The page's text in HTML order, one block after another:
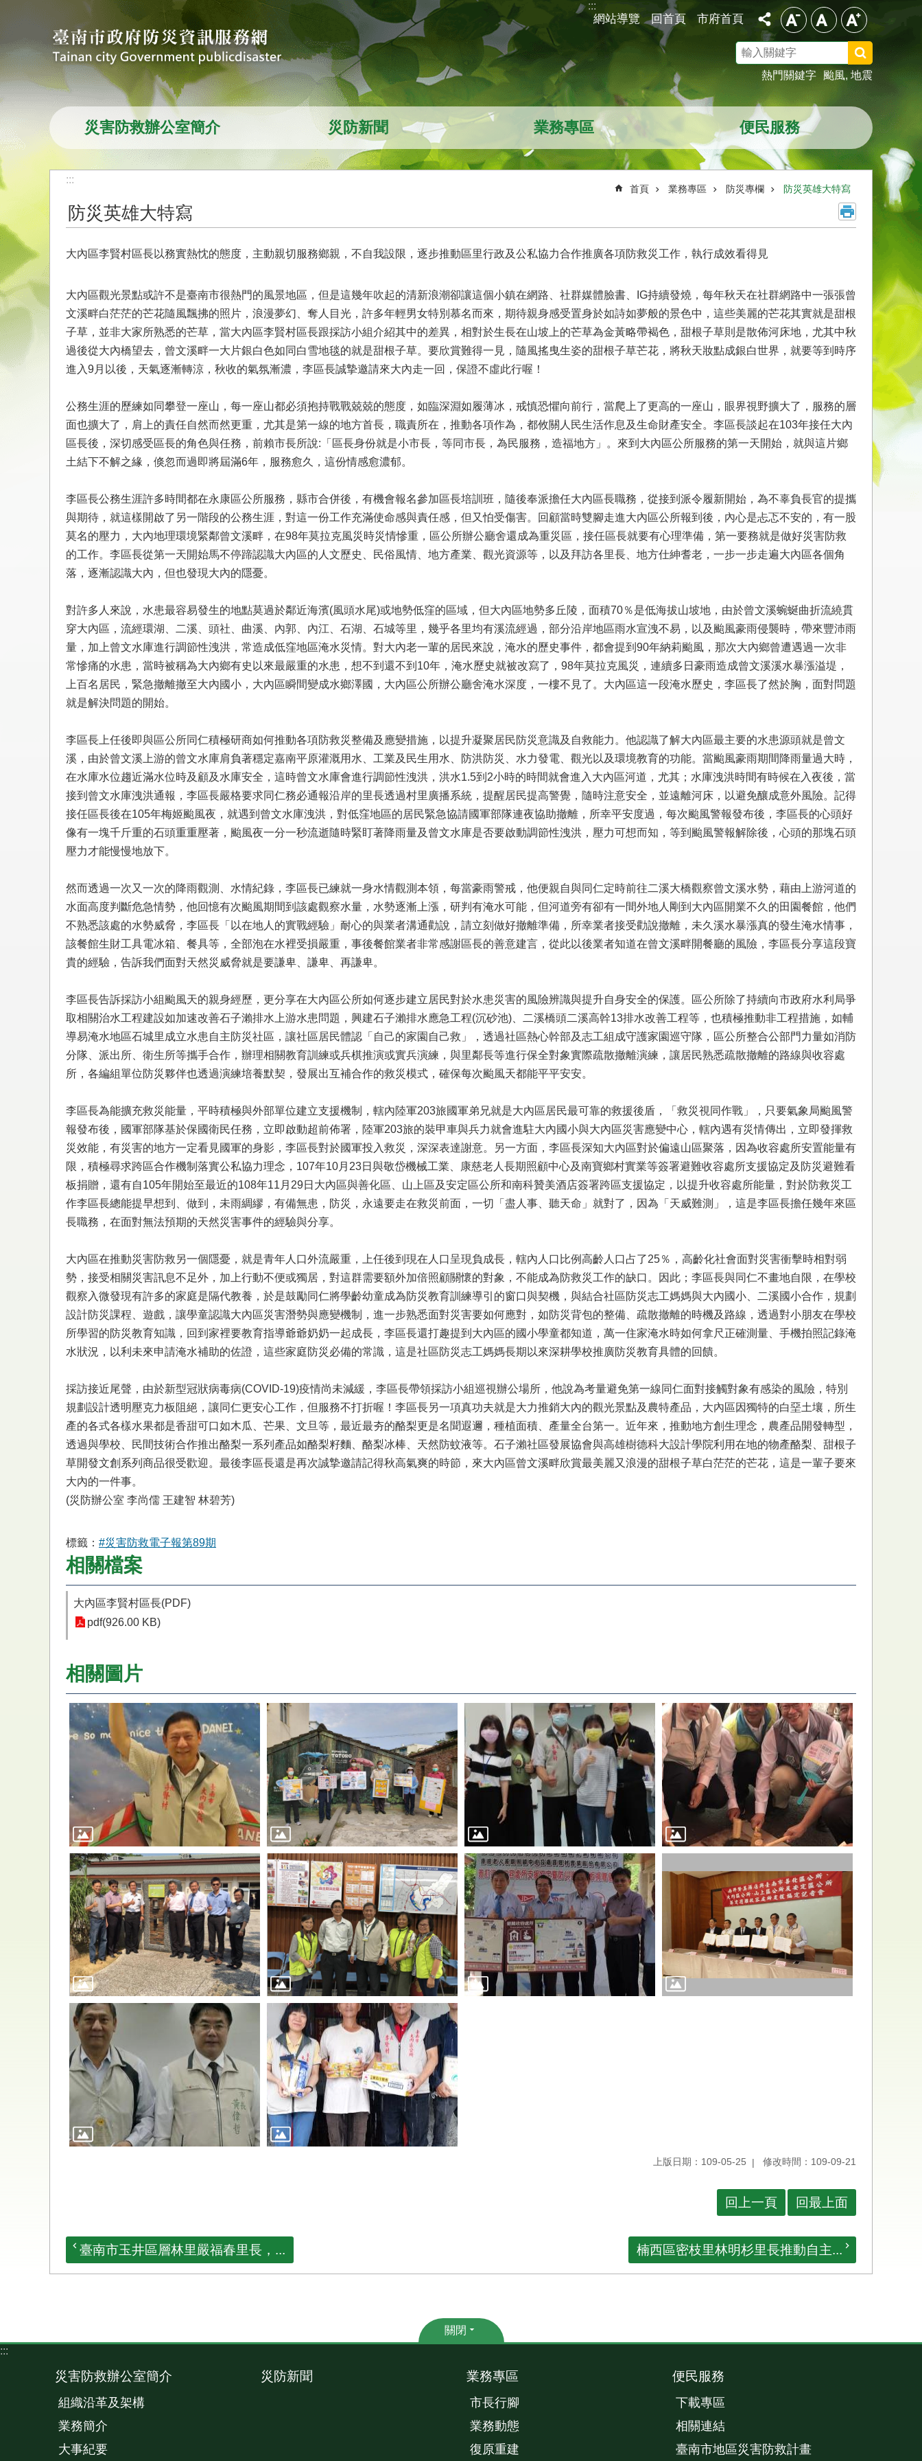
跳到主要內容區塊
:::
網站導覽 回首頁 市府首頁
尋
熱門關鍵字
颱風 地震
災害防救辦公室簡介 災防新聞 業務專區 便民服務
:::
首頁 業務專區 防災專欄 防災英雄大特寫
防災英雄大特寫
大內區李賢村區長以務實熱忱的態度，主動親切服務鄉親，不自我設限，逐步推動區里行政及公私協力合作推廣各項防救災工作，執行成效看得見
大內區觀光景點或許不是臺南市很熱門的風景地區，但是這幾年吹起的清新浪潮卻讓這個小鎮在網路、社群媒體臉書、IG持續發燒，每年秋天在社群網路中一張張曾
文溪畔白茫茫的芒花隨風飄拂的照片，浪漫夢幻、奪人目光，許多年輕男女特別慕名而來，期待親身感受置身於如詩如夢般的景色中，這些美麗的芒花其實就是甜根
子草，並非大家所熟悉的芒草，當大內區李賢村區長跟採訪小組介紹其中的差異，相對於生長在山坡上的芒草為金黃略帶褐色，甜根子草則是散佈河床地，尤其中秋
過後從大內橋望去，曾文溪畔一大片銀白色如同白雪地毯的就是甜根子草。要欣賞難得一見，隨風搖曳生姿的甜根子草芒花，將秋天妝點成銀白世界，就要等到時序
進入9月以後，天氣逐漸轉涼，秋收的氣氛漸濃，李區長誠摯邀請來大內走一回，保證不虛此行喔！
公務生涯的歷練如同攀登一座山，每一座山都必須抱持戰戰兢兢的態度，如臨深淵如履薄冰，戒慎恐懼向前行，當爬上了更高的一座山，眼界視野擴大了，服務的層
面也擴大了，肩上的責任自然而然更重，尤其是第一線的地方首長，職責所在，推動各項作為，都攸關人民生活作息及生命財產安全。李區長談起在103年接任大內
區長後，深切感受區長的角色與任務，前賴市長所說:「區長身份就是小市長，等同市長，為民服務，造福地方」。來到大內區公所服務的第一天開始，就與這片鄉
土結下不解之緣，倏忽而過即將屆滿6年，服務愈久，這份情感愈濃郁。
李區長公務生涯許多時間都在永康區公所服務，縣市合併後，有機會報名參加區長培訓班，隨後奉派擔任大內區長職務，從接到派令履新開始，為不辜負長官的提攜
與期待，就這樣開啟了另一階段的公務生涯，對這一份工作充滿使命感與責任感，但又怕受傷害。回顧當時雙腳走進大內區公所報到後，內心是忐忑不安的，有一股
莫名的壓力，大內地理環境緊鄰曾文溪畔，在98年莫拉克風災時災情慘重，區公所辦公廳舍還成為重災區，接任區長就要有心理準備，第一要務就是做好災害防救
的工作。李區長從第一天開始馬不停蹄認識大內區的人文歷史、民俗風情、地方產業、觀光資源等，以及拜訪各里長、地方仕紳耆老，一步一步走遍大內區各個角
落，逐漸認識大內，但也發現大內的隱憂。
對許多人來說，水患最容易發生的地點莫過於鄰近海濱(風頭水尾)或地勢低窪的區域，但大內區地勢多丘陵，面積70％是低海拔山坡地，由於曾文溪蜿蜒曲折流繞貫
穿大內區，流經環湖、二溪、頭社、曲溪、內郭、內江、石湖、石城等里，幾乎各里均有溪流經過，部分沿岸地區雨水宣洩不易，以及颱風豪雨侵襲時，帶來豐沛雨
量，加上曾文水庫進行調節性洩洪，常造成低窪地區淹水災情。對大內老一輩的居民來說，淹水的歷史事件，都會提到90年納莉颱風，那次大內鄉曾遭遇過一次非
常慘痛的水患，當時被稱為大內鄉有史以來最嚴重的水患，想不到還不到10年，淹水歷史就被改寫了，98年莫拉克風災，連續多日豪雨造成曾文溪溪水暴漲溢堤，
上百名居民，緊急撤離撤至大內國小，大內區瞬間變成水鄉澤國，大內區公所辦公廳舍淹水深度，一樓不見了。大內區這一段淹水歷史，李區長了然於胸，面對問題
就是解決問題的開始。
李區長上任後即與區公所同仁積極研商如何推動各項防救災整備及應變措施，以提升凝聚居民防災意識及自救能力。他認識了解大內區最主要的水患源頭就是曾文
溪，由於曾文溪上游的曾文水庫肩負著穩定嘉南平原灌溉用水、工業及民生用水、防洪防災、水力發電、觀光以及環境教育的功能。當颱風豪雨期間降雨量過大時，
在水庫水位趨近滿水位時及顧及水庫安全，這時曾文水庫會進行調節性洩洪，洪水1.5到2小時的時間就會進入大內區河道，尤其；水庫洩洪時間有時候在入夜後，當
接到曾文水庫洩洪通報，李區長嚴格要求同仁務必通報沿岸的里長透過村里廣播系統，提醒居民提高警覺，隨時注意安全，並遠離河床，以避免釀成意外風險。記得
接任區長後在105年梅姬颱風夜，就遇到曾文水庫洩洪，對低窪地區的居民緊急協請國軍部隊連夜協助撤離，所幸平安度過，每次颱風警報發布後，李區長的心頭好
像有一塊千斤重的石頭重重壓著，颱風夜一分一秒流逝隨時緊盯著降雨量及曾文水庫是否要啟動調節性洩洪，壓力可想而知，等到颱風警報解除後，心頭的那塊石頭
壓力才能慢慢地放下。
然而透過一次又一次的降雨觀測、水情紀錄，李區長已練就一身水情觀測本領，每當豪雨警戒，他便親自與同仁定時前往二溪大橋觀察曾文溪水勢，藉由上游河道的
水面高度判斷危急情勢，他回憶有次颱風期間到該處觀察水量，水勢逐漸上漲，研判有淹水可能，但河道旁有卻有一間外地人剛到大內區開業不久的田園餐館，他們
不熟悉該處的水勢威脅，李區長「以在地人的實戰經驗」耐心的與業者溝通勸說，請立刻做好撤離準備，所幸業者接受勸說撤離，未久溪水暴漲真的發生淹水情事，
該餐館生財工具電冰箱、餐具等，全部泡在水裡受損嚴重，事後餐館業者非常感謝區長的善意建言，從此以後業者知道在曾文溪畔開餐廳的風險，李區長分享這段寶
貴的經驗，告訴我們面對天然災威脅就是要謙卑、謙卑、再謙卑。
李區長告訴採訪小組颱風天的親身經歷，更分享在大內區公所如何逐步建立居民對於水患災害的風險辨識與提升自身安全的保護。區公所除了持續向市政府水利局爭
取相關治水工程建設如加速改善石子瀨排水上游水患問題，興建石子瀨排水應急工程(沉砂池)、二溪橋頭二溪高幹13排水改善工程等，也積極推動非工程措施，如輔
導易淹水地區石城里成立水患自主防災社區，讓社區居民體認「自己的家園自己救」，透過社區熱心幹部及志工組成守護家園巡守隊，區公所整合公部門力量如消防
分隊、派出所、衛生所等攜手合作，辦理相關教育訓練或兵棋推演或實兵演練，與里鄰長等進行保全對象實際疏散撤離演練，讓居民熟悉疏散撤離的路線與收容處
所，各編組單位防災夥伴也透過演練培養默契，發展出互補合作的救災模式，確保每次颱風天都能平平安安。
李區長為能擴充救災能量，平時積極與外部單位建立支援機制，轄內陸軍203旅國軍弟兄就是大內區居民最可靠的救援後盾，「救災視同作戰」，只要氣象局颱風警
報發布後，國軍部隊基於保國衛民任務，立即啟動超前佈署，陸軍203旅的裝甲車與兵力就會進駐大內國小與大內區災害應變中心，轄內遇有災情傳出，立即發揮救
災效能，有災害的地方一定看見國軍的身影，李區長對於國軍投入救災，深深表達謝意。另一方面，李區長深知大內區對於偏遠山區聚落，因為收容處所安置能量有
限，積極尋求跨區合作機制落實公私協力理念，107年10月23日與敬岱機械工業、康慈老人長期照顧中心及南寶鄉村實業等簽署避難收容處所支援協定及防災避難看
板捐贈，還有自105年開始至最近的108年11月29日大內區與善化區、山上區及安定區公所和南科贊美酒店簽署跨區支援協定，以提升收容處所能量，對於防救災工
作李區長總能提早想到、做到，未雨綢繆，有備無患，防災，永遠要走在救災前面，一切「盡人事、聽天命」就對了，因為「天威難測」，這是李區長擔任幾年來區
長職務，在面對無法預期的天然災害事件的經驗與分享。
大內區在推動災害防救另一個隱憂，就是青年人口外流嚴重，上任後到現在人口呈現負成長，轄內人口比例高齡人口占了25％，高齡化社會面對災害衝擊時相對弱
勢，接受相關災害訊息不足外，加上行動不便或獨居，對這群需要額外加倍照顧關懷的對象，不能成為防救災工作的缺口。因此；李區長與同仁不畫地自限，在學校
觀察入微發現有許多的家庭是隔代教養，於是鼓勵同仁將學齡幼童成為防災教育訓練導引的窗口與契機，與結合社區防災志工媽媽與大內國小、二溪國小合作，規劃
設計防災課程、遊戲，讓學童認識大內區災害潛勢與應變機制，進一步熟悉面對災害要如何應對，如防災背包的整備、疏散撤離的時機及路線，透過對小朋友在學校
所學習的防災教育知識，回到家裡要教育指導爺爺奶奶一起成長，李區長還打趣提到大內區的國小學童都知道，萬一住家淹水時如何拿尺正確測量、手機拍照記錄淹
水狀況，以利未來申請淹水補助的佐證，這些家庭防災必備的常識，這是社區防災志工媽媽長期以來深耕學校推廣防災教育具體的回饋。
採訪接近尾聲，由於新型冠狀病毒病(COVID-19)疫情尚未減緩，李區長帶領採訪小組巡視辦公場所，他說為考量避免第一線同仁面對接觸對象有感染的風險，特別
規劃設計透明壓克力板阻絕，讓同仁更安心工作，但服務不打折喔！李區長另一項真功夫就是大力推銷大內的觀光景點及農特產品，大內區因獨特的白堊土壤，所生
產的各式各樣水果都是香甜可口如木瓜、芒果、文旦等，最近最夯的酪梨更是名聞遐邇，種植面積、產量全台第一。近年來，推動地方創生理念，農產品開發轉型，
透過與學校、民間技術合作推出酪梨一系列產品如酪梨籽麵、酪梨冰棒、天然防蚊液等。石子瀨社區發展協會與高雄樹德科大設計學院利用在地的物產酪梨、甜根子
草開發文創系列商品很受歡迎。最後李區長還是再次誠摯邀請記得秋高氣爽的時節，來大內區曾文溪畔欣賞最美麗又浪漫的甜根子草白茫茫的芒花，這是一輩子要來
大內的一件事。
(災防辦公室 李尚儒 王建智 林碧芳)
標籤： #災害防救電子報第89期
相關檔案
大內區李賢村區長(PDF)
pdf(926.00 KB)
相關圖片
上版日期：109-05-25 修改時間：109-09-21
回上一頁 回最上面
臺南市玉井區層林里嚴福春里長，... 楠西區密枝里林明杉里長推動自主...
關閉
:::
災害防救辦公室簡介
組織沿革及架構
業務簡介
大事紀要
災防新聞 業務專區
市長行腳
業務動態
復原重建
便民服務
下載專區
相關連結
臺南市地區災害防救計畫